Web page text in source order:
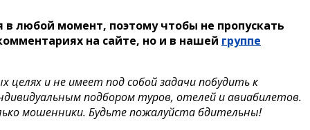
любой момент, поэтому чтобы не пропускать
на сайте, но и в нашей группе
и не имеет под собой задачи побудить к
подбором туров, отелей и авиабилетов.
мошенники. Будьте пожалуйста бдительны!